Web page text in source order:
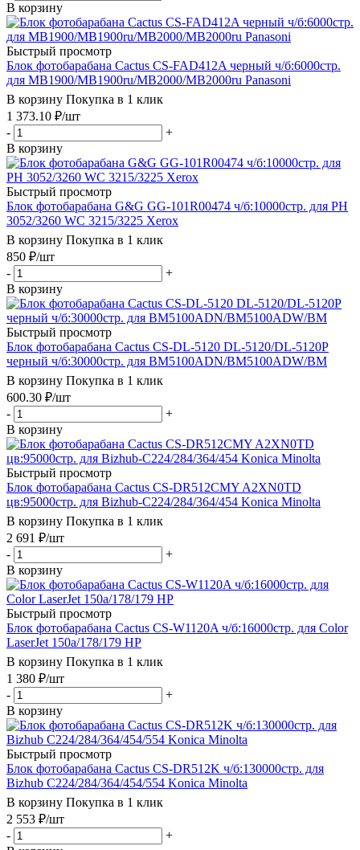
В корзину
Быстрый просмотр
Блок фотобарабана Cactus CS-FAD412A черный ч/б:6000стр.
для MB1900/MB1900ru/MB2000/MB2000ru Panasoni
В корзину Покупка в 1 клик
1 373.10 ₽/шт
-
+
В корзину
Быстрый просмотр
Блок фотобарабана G&G GG-101R00474 ч/б:10000стр. для PH
3052/3260 WC 3215/3225 Xerox
В корзину Покупка в 1 клик
850 ₽/шт
-
+
В корзину
Быстрый просмотр
Блок фотобарабана Cactus CS-DL-5120 DL-5120/DL-5120P
черный ч/б:30000стр. для BM5100ADN/BM5100ADW/BM
В корзину Покупка в 1 клик
600.30 ₽/шт
-
+
В корзину
Быстрый просмотр
Блок фотобарабана Cactus CS-DR512CMY A2XN0TD
цв:95000стр. для Bizhub-C224/284/364/454 Konica Minolta
В корзину Покупка в 1 клик
2 691 ₽/шт
-
+
В корзину
Быстрый просмотр
Блок фотобарабана Cactus CS-W1120A ч/б:16000стр. для Color
LaserJet 150a/178/179 HP
В корзину Покупка в 1 клик
1 380 ₽/шт
-
+
В корзину
Быстрый просмотр
Блок фотобарабана Cactus CS-DR512K ч/б:130000стр. для
Bizhub C224/284/364/454/554 Konica Minolta
В корзину Покупка в 1 клик
2 553 ₽/шт
-
+